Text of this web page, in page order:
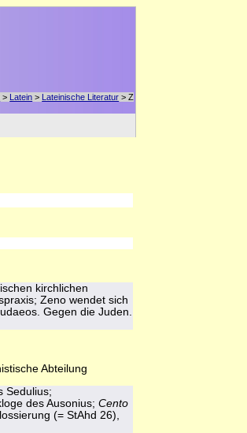
> Latein > Lateinische Literatur > Z
kirchlichen
Zeno wendet sich
Gegen die Juden.
Abteilung
Sedulius;
des Ausonius; Cento
(= StAhd 26),